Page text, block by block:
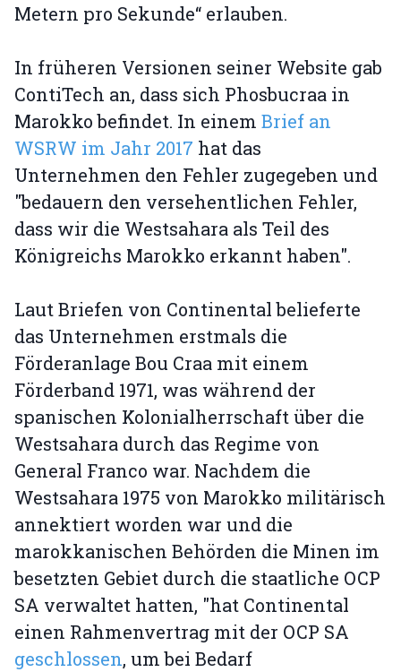
Metern pro Sekunde“ erlauben.
In früheren Versionen seiner Website gab
ContiTech an, dass sich Phosbucraa in
Marokko befindet. In einem Brief an
WSRW im Jahr 2017 hat das
Unternehmen den Fehler zugegeben und
"bedauern den versehentlichen Fehler,
dass wir die Westsahara als Teil des
Königreichs Marokko erkannt haben".
Laut Briefen von Continental belieferte
das Unternehmen erstmals die
Förderanlage Bou Craa mit einem
Förderband 1971, was während der
spanischen Kolonialherrschaft über die
Westsahara durch das Regime von
General Franco war. Nachdem die
Westsahara 1975 von Marokko militärisch
annektiert worden war und die
marokkanischen Behörden die Minen im
besetzten Gebiet durch die staatliche OCP
SA verwaltet hatten, "hat Continental
einen Rahmenvertrag mit der OCP SA
geschlossen, um bei Bedarf